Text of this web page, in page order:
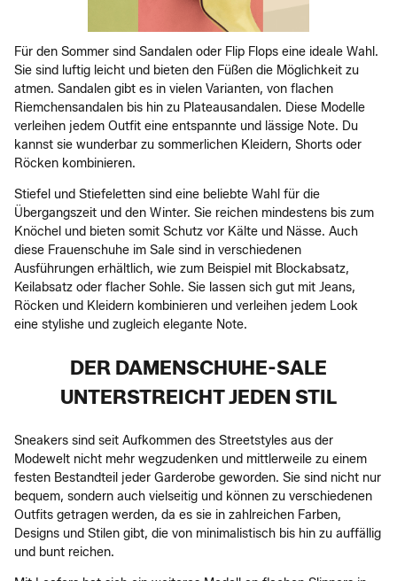
Für den Sommer sind Sandalen oder Flip Flops eine ideale Wahl.
Sie sind luftig leicht und bieten den Füßen die Möglichkeit zu
atmen. Sandalen gibt es in vielen Varianten, von flachen
Riemchensandalen bis hin zu Plateausandalen. Diese Modelle
verleihen jedem Outfit eine entspannte und lässige Note. Du
kannst sie wunderbar zu sommerlichen Kleidern, Shorts oder
Röcken kombinieren.
Stiefel und Stiefeletten sind eine beliebte Wahl für die
Übergangszeit und den Winter. Sie reichen mindestens bis zum
Knöchel und bieten somit Schutz vor Kälte und Nässe. Auch
diese Frauenschuhe im Sale sind in verschiedenen
Ausführungen erhältlich, wie zum Beispiel mit Blockabsatz,
Keilabsatz oder flacher Sohle. Sie lassen sich gut mit Jeans,
Röcken und Kleidern kombinieren und verleihen jedem Look
eine stylishe und zugleich elegante Note.
DER DAMENSCHUHE-SALE
UNTERSTREICHT JEDEN STIL
Sneakers sind seit Aufkommen des Streetstyles aus der
Modewelt nicht mehr wegzudenken und mittlerweile zu einem
festen Bestandteil jeder Garderobe geworden. Sie sind nicht nur
bequem, sondern auch vielseitig und können zu verschiedenen
Outfits getragen werden, da es sie in zahlreichen Farben,
Designs und Stilen gibt, die von minimalistisch bis hin zu auffällig
und bunt reichen.